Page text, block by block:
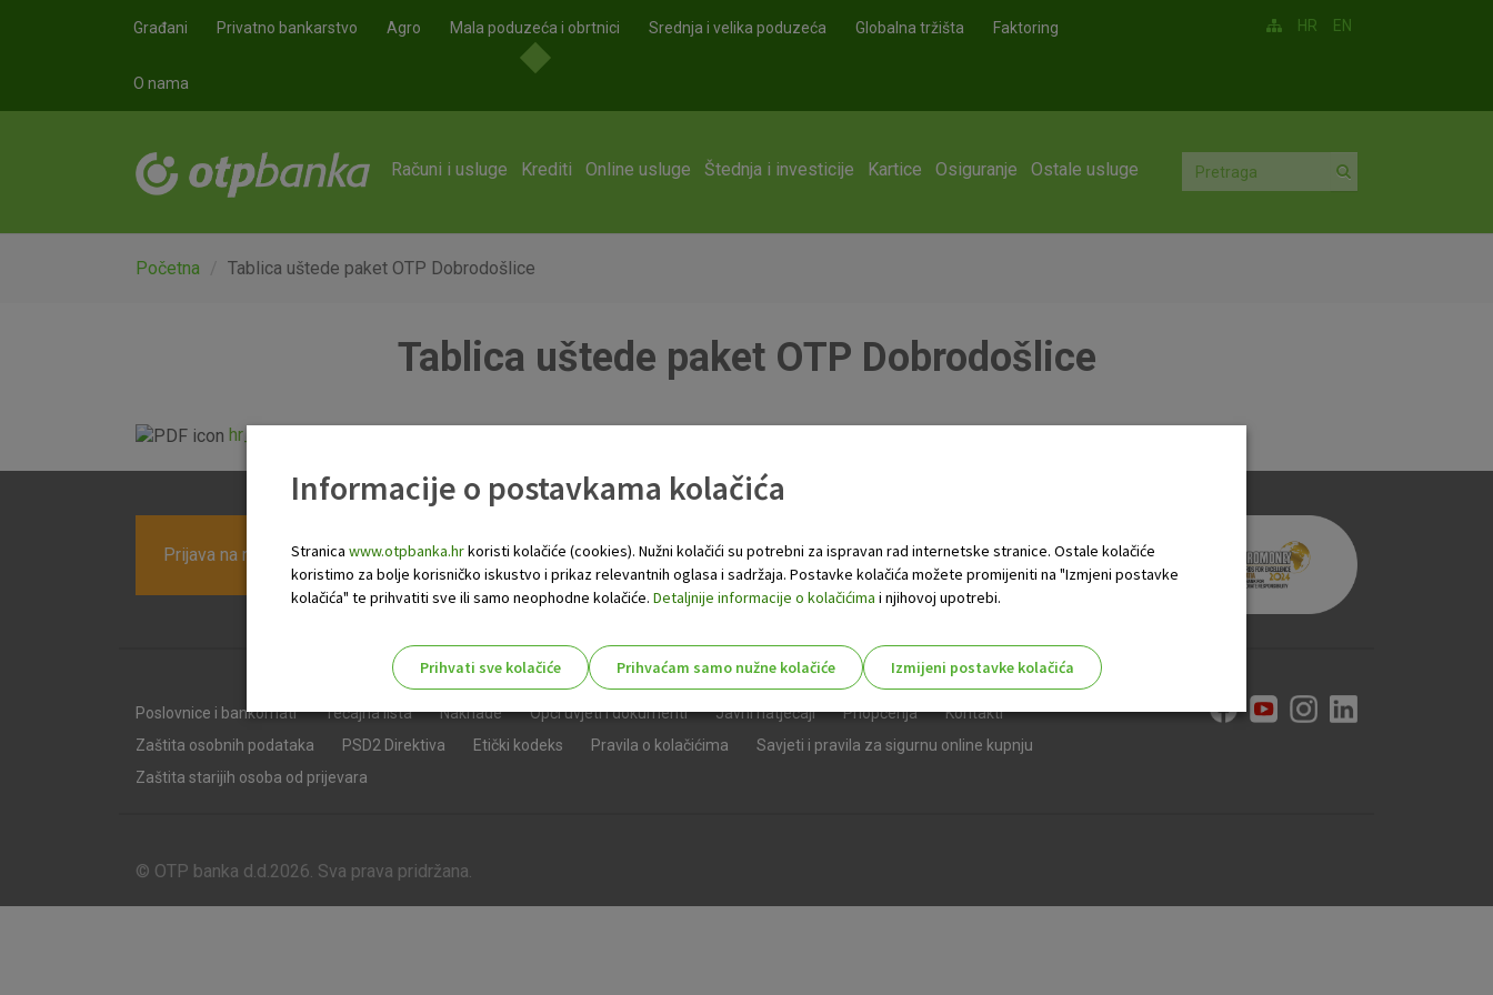
Građani Privatno bankarstvo Agro Mala poduzeća i obrtnici Srednja i velika poduzeća Globalna tržišta Faktoring
O nama
HR EN
Računi i usluge Krediti Online usluge Štednja i investicije Kartice Osiguranje Ostale usluge
Početna Tablica uštede paket OTP Dobrodošlice
Tablica uštede paket OTP Dobrodošlice
hr_01072016_usporedba_redovnih_cijena_proizvoda_otp_banke_i_cijena_u_paketu_otp_dobrodoslice.pdf
Prijava na newsletter OTP banke
Poslovnice i bankomati Tečajna lista Naknade Opći uvjeti i dokumenti Javni natječaji Priopćenja
Kontakti
Zaštita osobnih podataka
PSD2 Direktiva Etički kodeks Pravila o kolačićima
Savjeti i pravila za sigurnu online kupnju
Zaštita starijih osoba od prijevara
© OTP banka d.d.2026. Sva prava pridržana.
Informacije o postavkama kolačića
Stranica www.otpbanka.hrkoristi kolačiće (cookies). Nužni kolačići su potrebni za ispravan rad internetske stranice. Ostale kolačiće
koristimo za bolje korisničko iskustvo i prikaz relevantnih oglasa i sadržaja. Postavke kolačića možete promijeniti na "Izmjeni postavke
kolačića" te prihvatiti sve ili samo neophodne kolačiće. Detaljnije informacije o kolačićima i njihovoj upotrebi.
Prihvati sve kolačiće Prihvaćam samo nužne kolačiće
Izmijeni postavke kolačića